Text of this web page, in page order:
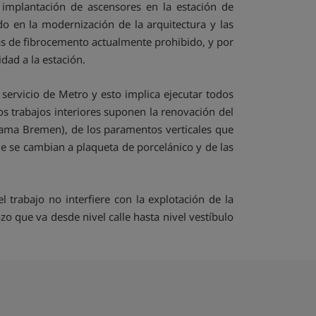
de ascensores en la estación de
en la modernización de la arquitectura y las
de fibrocemento actualmente prohibido, y por
a la estación.
de Metro y esto implica ejecutar todos
trabajos interiores suponen la renovación del
Bremen), de los paramentos verticales que
se cambian a plaqueta de porcelánico y de las
trabajo no interfiere con la explotación de la
que va desde nivel calle hasta nivel vestíbulo